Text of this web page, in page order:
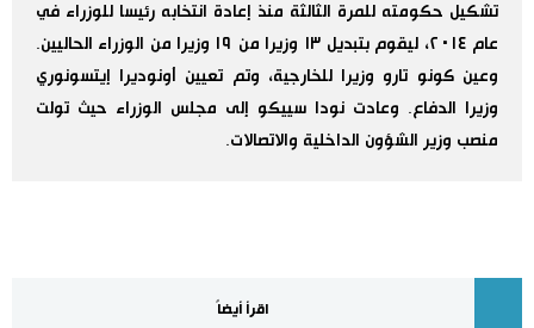
الأقسام
تشكيل حكومته للمرة الثالثة منذ إعادة انتخابه رئيسا للوزراء في
عام ٢٠١٤، ليقوم بتبديل ١٣ وزيرا من ١٩ وزيرا من الوزراء الحاليين.
وعين كونو تارو وزيرا للخارجية، وتم تعيين أونوديرا إيتسونوري
وزيرا الدفاع. وعادت نودا سييكو إلى مجلس الوزراء حيث تولت
منصب وزير الشؤون الداخلية والاتصالات.
اقرأ أيضاً